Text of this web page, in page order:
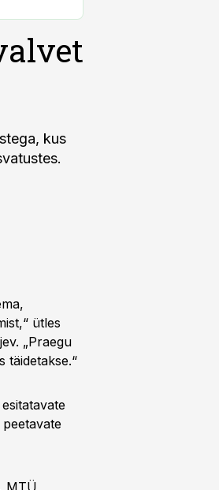
kus
ütles
„Praegu
täidetakse.“
MTÜ